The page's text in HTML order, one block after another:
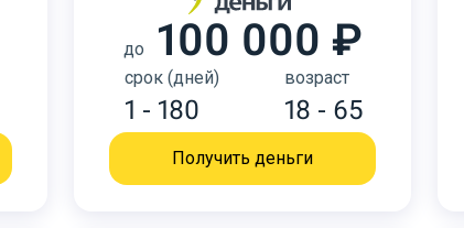
до 100 000 ₽
срок (дней)
1 - 180
возраст
18 - 65
Получить деньги